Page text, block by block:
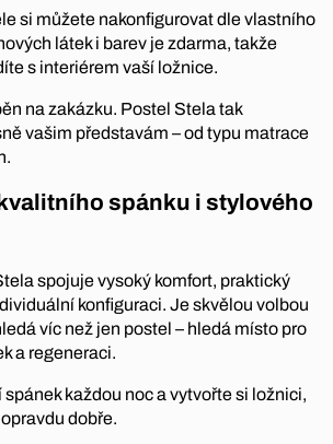
si můžete nakonfigurovat dle vlastního
látek i barev je zdarma, takže
s interiérem vaší ložnice.
na zakázku. Postel Stela tak
vašim představám – od typu matrace
spánku i stylového
spojuje vysoký komfort, praktický
konfiguraci. Je skvělou volbou
víc než jen postel – hledá místo pro
a regeneraci.
každou noc a vytvořte si ložnici,
dobře.